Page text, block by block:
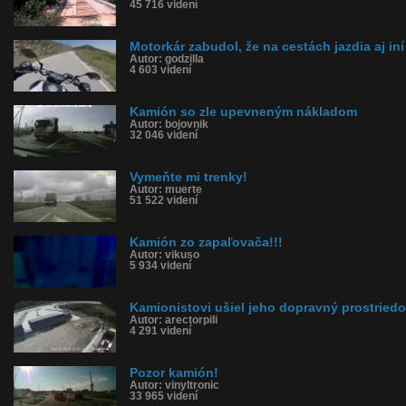
45 716 videní
Motorkár zabudol, že na cestách jazdia aj iní
Autor: godzilla
4 603 videní
Kamión so zle upevneným nákladom
Autor: bojovnik
32 046 videní
Vymeňte mi trenky!
Autor: muerte
51 522 videní
Kamión zo zapaľovača!!!
Autor: vikuso
5 934 videní
Kamionistovi ušiel jeho dopravný
Autor: arectorpili
4 291 videní
Pozor kamión!
Autor: vinyltronic
33 965 videní